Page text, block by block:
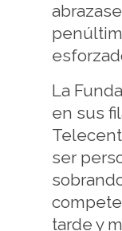
La
en sus
ser
tarde y